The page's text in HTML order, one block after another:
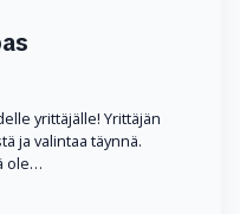
yrittäjälle! Yrittäjän
ja valintaa täynnä.
ole…